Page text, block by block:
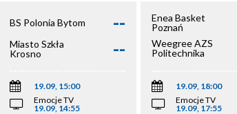
BS Polonia Bytom --
Miasto Szkła
Krosno
--
19.09, 15:00
Emocje TV
19.09, 14:55
Enea Basket
Poznań
Weegree AZS
Politechnika
19.09, 18:00
Emocje TV
19.09, 17:55